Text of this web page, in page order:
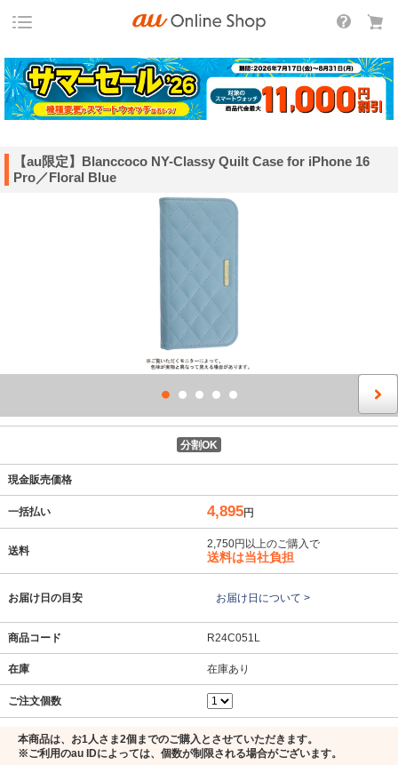
【au限定】Blanccoco NY-Classy Quilt Case for iPhone 16
Pro／Floral Blue
分割OK
現金販売価格
一括払い 4,895円
送料
2,750円以上のご購入で
送料は当社負担
お届け日の目安 お届け日について >
商品コード R24C051L
在庫 在庫あり
ご注文個数
本商品は、お1人さま2個までのご購入とさせていただきます。
※ご利用のau IDによっては、個数が制限される場合がございます。